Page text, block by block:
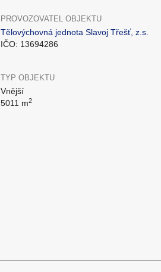
PROVOZOVATEL OBJEKTU
Tělovýchovná jednota Slavoj Třešť, z.s.
IČO: 13694286
TYP OBJEKTU
Vnější
5011 m2